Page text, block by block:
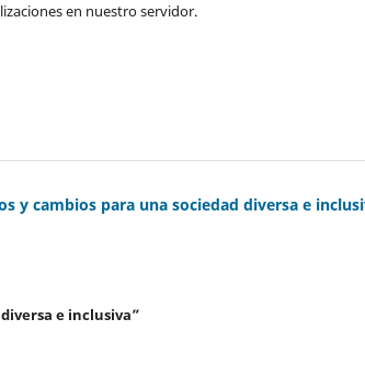
en nuestro servidor.
y cambios para una sociedad diversa e
e inclusiva”